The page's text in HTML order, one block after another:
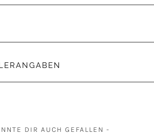
DIR AUCH GEFALLEN -